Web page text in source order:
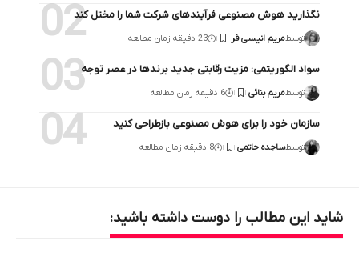
نگذارید هوش مصنوعی فرآیندهای شرکت شما را مختل کند
توسطمریم انیسی فر 23 دقیقه زمان مطالعه
سواد الگوریتمی: مزیت رقابتی جدید برندها در عصر توجه
توسطمریم بنائی 6 دقیقه زمان مطالعه
سازمان خود را برای هوش مصنوعی بازطراحی کنید
توسطساجده حاتمی 8 دقیقه زمان مطالعه
شاید این مطالب را دوست داشته باشید: